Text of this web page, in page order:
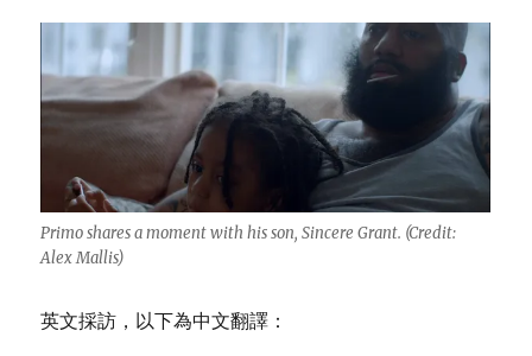
Primo shares a moment with his son, Sincere Grant. (Credit:
Alex Mallis)
英文採訪，以下為中文翻譯：